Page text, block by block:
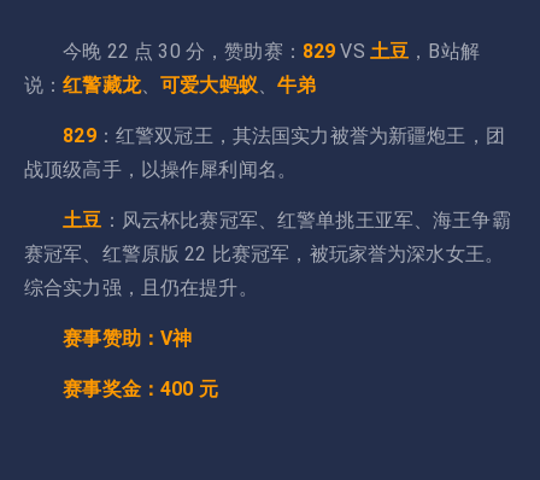
今晚 22 点 30 分，赞助赛： 829VS 土豆 ，B站解
说：红警藏龙、可爱大蚂蚁、 牛弟
829：红警双冠王，其法国实力被誉为新疆炮王，团
战顶级高手，以操作犀利闻名。
土豆 ：风云杯比赛冠军、红警单挑王亚军、海王争霸
赛冠军、红警原版 22 比赛冠军，被玩家誉为深水女王。
综合实力强，且仍在提升。
赛事赞助：V神
赛事奖金：400 元